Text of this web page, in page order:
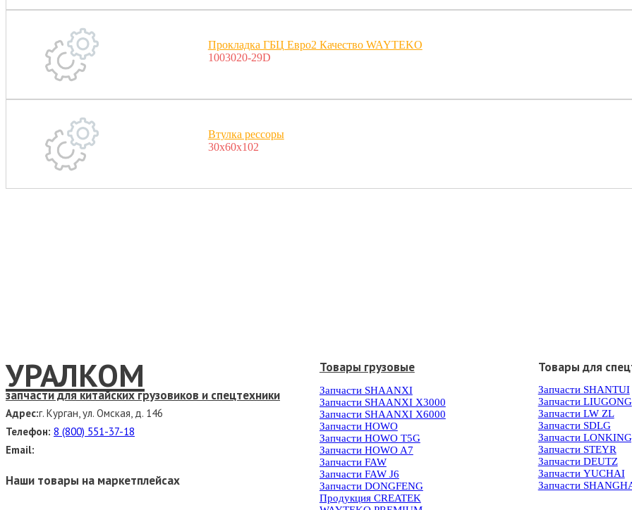
Прокладка ГБЦ Евро2 Качество WAYTEKO
1003020-29D
Втулка рессоры
30x60x102
УРАЛКОМ
запчасти для китайских грузовиков и спецтехники
Адрес:г. Курган, ул. Омская, д. 146
Телефон: 8 (800) 551-37-18
Email:
Наши товары на маркетплейсах
Товары грузовые
Запчасти SHAANXI
Запчасти SHAANXI X3000
Запчасти SHAANXI X6000
Запчасти HOWO
Запчасти HOWO T5G
Запчасти HOWO A7
Запчасти FAW
Запчасти FAW J6
Запчасти DONGFENG
Продукция CREATEK
Товары для
Запчасти SHANTUI
Запчасти LIUGONG
Запчасти LW ZL
Запчасти SDLG
Запчасти
Запчасти STEYR
Запчасти DEUTZ
Запчасти YUCHAI
Запчасти